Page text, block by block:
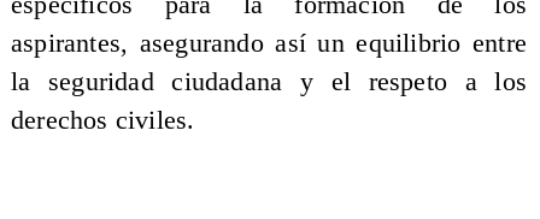
aspirantes, asegurando así un equilibrio entre
la seguridad ciudadana y el respeto a los
derechos civiles.